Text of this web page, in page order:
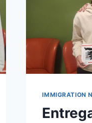
IMMIGRATION